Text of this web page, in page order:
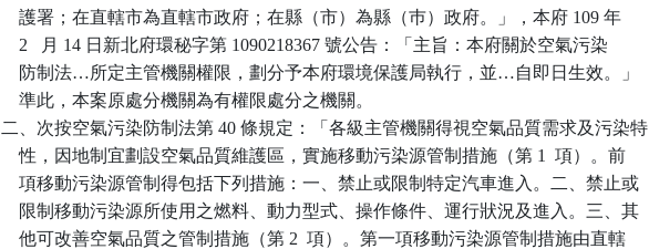
    護署；在直轄市為直轄市政府；在縣（市）為縣（巿）政府。」，本府 109 年
    2   月 14 日新北府環秘字第 1090218367 號公告：「主旨：本府關於空氣污染
    防制法…所定主管機關權限，劃分予本府環境保護局執行，並…自即日生效。」
    準此，本案原處分機關為有權限處分之機關。
二、次按空氣污染防制法第 40 條規定：「各級主管機關得視空氣品質需求及污染特
    性，因地制宜劃設空氣品質維護區，實施移動污染源管制措施（第 1  項）。前
    項移動污染源管制得包括下列措施：一、禁止或限制特定汽車進入。二、禁止或
    限制移動污染源所使用之燃料、動力型式、操作條件、運行狀況及進入。三、其
    他可改善空氣品質之管制措施（第 2  項）。第一項移動污染源管制措施由直轄